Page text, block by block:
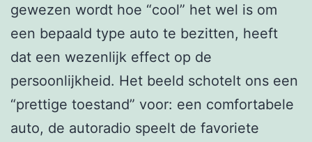
gewezen wordt hoe “cool” het wel is om
een bepaald type auto te bezitten, heeft
dat een wezenlijk effect op de
persoonlijkheid. Het beeld schotelt ons een
“prettige toestand” voor: een comfortabele
auto, de autoradio speelt de favoriete